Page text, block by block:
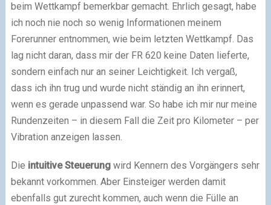
beim Wettkampf bemerkbar gemacht. Ehrlich gesagt, habe
ich noch nie noch so wenig Informationen meinem
Forerunner entnommen, wie beim letzten Wettkampf. Das
lag nicht daran, dass mir der FR 620 keine Daten lieferte,
sondern einfach nur an seiner Leichtigkeit. Ich vergaß,
dass ich ihn trug und wurde nicht ständig an ihn erinnert,
wenn es gerade unpassend war. So habe ich mir nur meine
Rundenzeiten – in diesem Fall die Zeit pro Kilometer – per
Vibration anzeigen lassen.
Die intuitive Steuerungwird Kennern des Vorgängers sehr
bekannt vorkommen. Aber Einsteiger werden damit
ebenfalls gut zurecht kommen, auch wenn die Fülle an